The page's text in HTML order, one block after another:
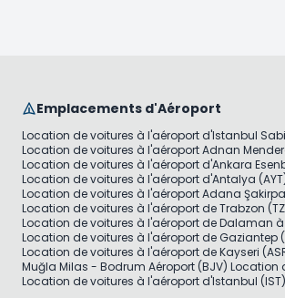
Emplacements d'Aéroport
Location de voitures à l'aéroport d'Istanbul
Location de voitures à l'aéroport Adnan
Location de voitures à l'aéroport d'Ankara
Location de voitures à l'aéroport d'Antalya
Location de voitures à l'aéroport Adana
Location de voitures à l'aéroport de Trabzon
Location de voitures à l'aéroport de Dalaman
Location de voitures à l'aéroport de Gaziantep
Location de voitures à l'aéroport de Kayseri
Muğla Milas - Bodrum Aéroport (BJV) Location
Location de voitures à l'aéroport d'Istanbul (IST)